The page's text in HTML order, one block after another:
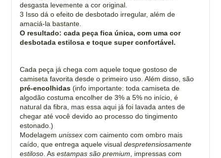
desgasta levemente a cor original.
3 Isso dá o efeito de desbotado irregular, além de
amaciá-la bastante.
O resultado: cada peça fica única, com uma cor
desbotada estilosa e toque super confortável.
Cada peça já chega com aquele toque gostoso de
camiseta favorita desde o primeiro uso. Além disso, são
pré-encolhidas (info importante: toda camiseta de
algodão costuma encolher de 3% a 5% no início, é
natural da fibra, mas essa aqui já foi lavada antes de
chegar até você devido ao processo do tingimento
estonado.)
Modelagem unissex com caimento com ombro mais
caído, que entrega aquele visual despretensiosamente
estiloso . As estampas são premium , impressas com